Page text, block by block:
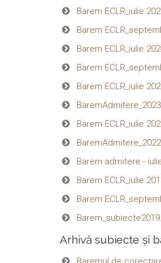
Barem ECLR_iulie
Barem
Barem ECLR_iulie
Barem
Barem ECLR_iulie
Barem ECLR_iulie
Barem admitere -
Barem ECLR_iulie
Barem
Arhivă subiecte și